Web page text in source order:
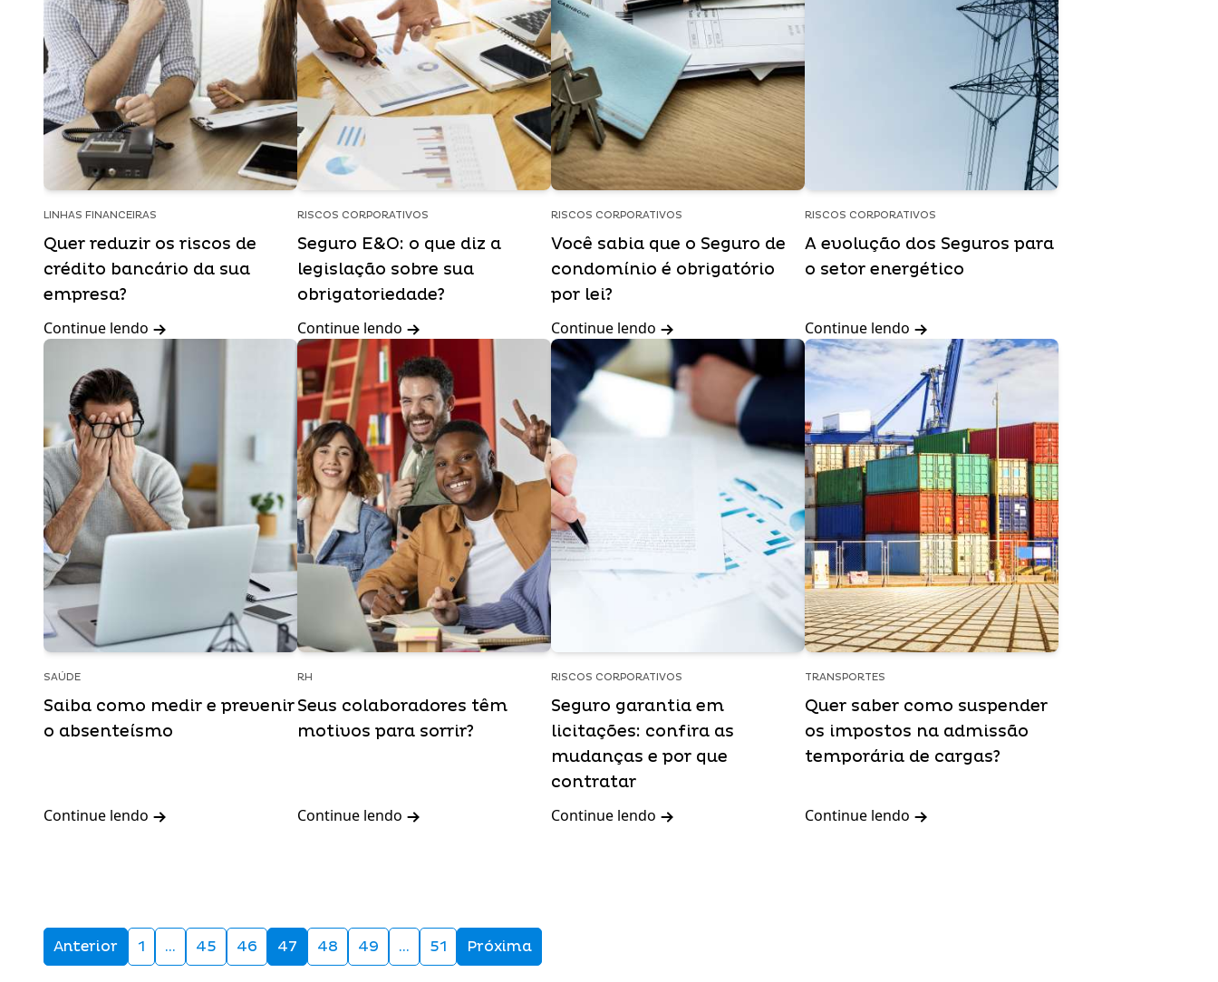
LINHAS FINANCEIRAS
Quer reduzir os riscos de
crédito bancário da sua
empresa?
Continue lendo
RISCOS CORPORATIVOS
Seguro E&O: o que diz a
legislação sobre sua
obrigatoriedade?
Continue lendo
RISCOS CORPORATIVOS
Você sabia que o Seguro de
condomínio é obrigatório
por lei?
Continue lendo
RISCOS CORPORATIVOS
A evolução dos Seguros para
o setor energético
Continue lendo
SAÚDE
Saiba como medir e prevenir
o absenteísmo
Continue lendo
RH
Seus colaboradores têm
motivos para sorrir?
Continue lendo
RISCOS CORPORATIVOS
Seguro garantia em
licitações: confira as
mudanças e por que
contratar
Continue lendo
TRANSPORTES
Quer saber como suspender
os impostos na admissão
temporária de cargas?
Continue lendo
Anterior 1 … 45 46 47 48 49 … 51 Próxima